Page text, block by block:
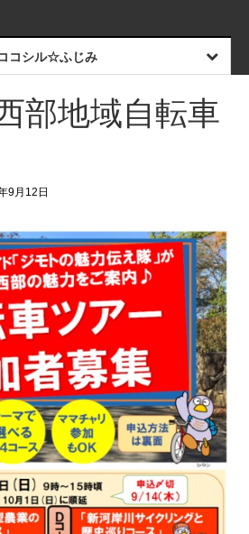
コシル☆ふじみ
部地域自転車
9月12日